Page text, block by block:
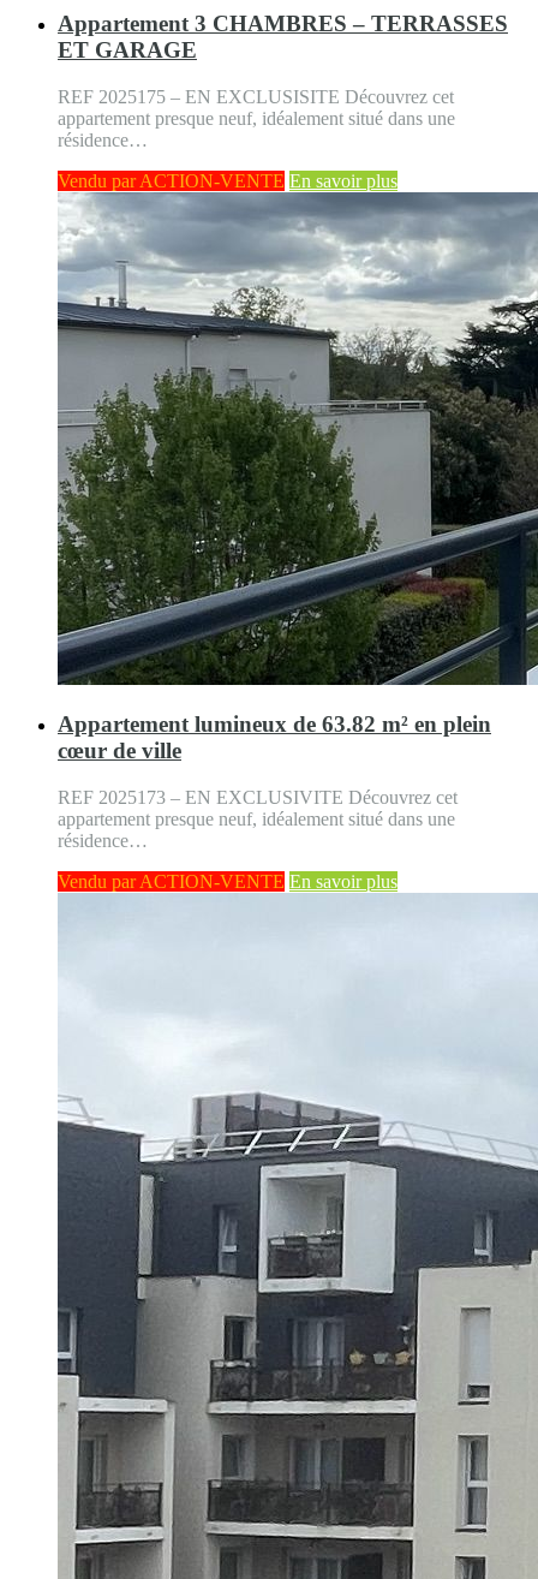
Appartement 3 CHAMBRES – TERRASSES
ET GARAGE
REF 2025175 – EN EXCLUSISITE Découvrez cet
appartement presque neuf, idéalement situé dans une
résidence…
Vendu par ACTION-VENTE En savoir plus
Appartement lumineux de 63.82 m² en plein
cœur de ville
REF 2025173 – EN EXCLUSIVITE Découvrez cet
appartement presque neuf, idéalement situé dans une
résidence…
Vendu par ACTION-VENTE En savoir plus